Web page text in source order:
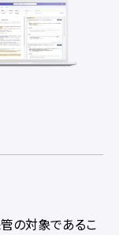
の対象であるこ